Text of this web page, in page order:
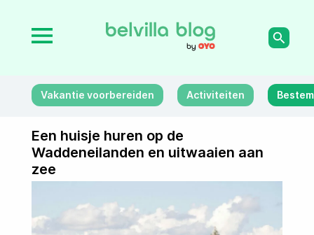
Vakantie voorbereiden Activiteiten
Een huisje huren op de
Waddeneilanden en uitwaaien aan
zee